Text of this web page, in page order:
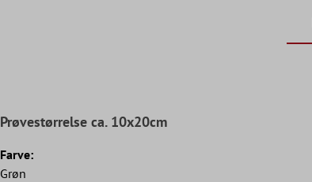
Prøvestørrelse ca. 10x20cm
Farve:
Grøn